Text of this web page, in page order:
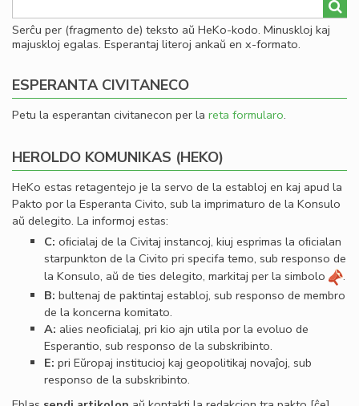
Serĉu per (fragmento de) teksto aŭ HeKo-kodo. Minuskloj kaj
majuskloj egalas. Esperantaj literoj ankaŭ en x-formato.
ESPERANTA CIVITANECO
Petu la esperantan civitanecon per la reta formularo.
HEROLDO KOMUNIKAS (HEKO)
HeKo estas retagentejo je la servo de la establoj en kaj apud la
Pakto por la Esperanta Civito, sub la imprimaturo de la Konsulo
aŭ delegito. La informoj estas:
C: oﬁcialaj de la Civitaj instancoj, kiuj esprimas la oﬁcialan
starpunkton de la Civito pri specifa temo, sub responso de
la Konsulo, aŭ de ties delegito, markitaj per la simbolo
.
B: bultenaj de paktintaj establoj, sub responso de membro
de la koncerna komitato.
A: alies neoﬁcialaj, pri kio ajn utila por la evoluo de
Esperantio, sub responso de la subskribinto.
E: pri Eŭropaj institucioj kaj geopolitikaj novaĵoj, sub
responso de la subskribinto.